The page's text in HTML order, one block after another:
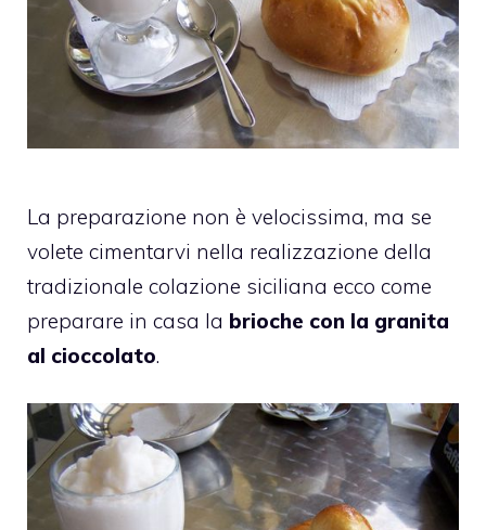
La preparazione non è velocissima, ma se
volete cimentarvi nella realizzazione della
tradizionale colazione siciliana ecco come
preparare in casa la brioche con la granita
al cioccolato.